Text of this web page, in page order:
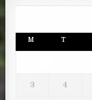
M T
3 4